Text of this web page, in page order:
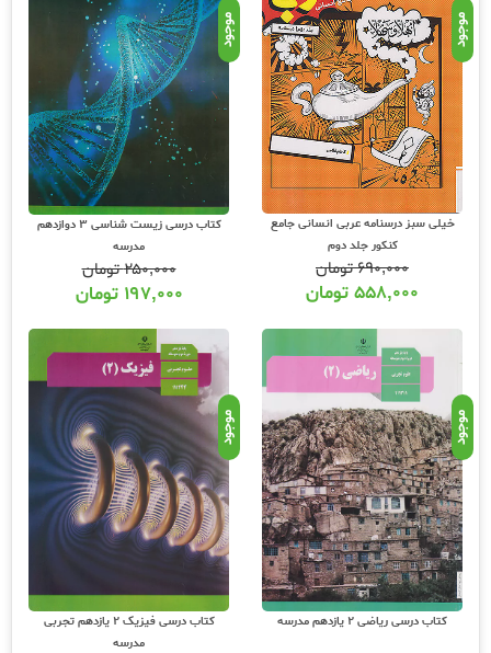
موجود
خیلی سبز درسنامه عربی انسانی جامع
کنکور جلد دوم
۶۹۰,۰۰۰تومان
۵۵۸,۰۰۰ تومان
موجود
کتاب درسی زیست شناسی 3 دوازدهم
مدرسه
۲۵۰,۰۰۰تومان
۱۹۷,۰۰۰ تومان
موجود
کتاب درسی ریاضی 2 یازدهم مدرسه
موجود
کتاب درسی فیزیک 2 یازدهم تجربی
مدرسه